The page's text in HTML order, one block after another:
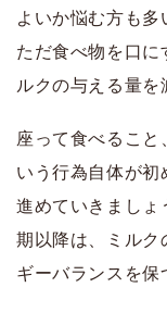
よいか悩む方も多
ただ食べ物を口に
ルクの与える量を
座って食べること
いう行為自体が初
進めていきましょ
期以降は、ミルク
ギーバランスを保